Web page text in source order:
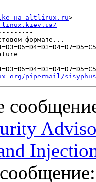
на altlinux.ru>
формате...
pipermail/sisyphus/